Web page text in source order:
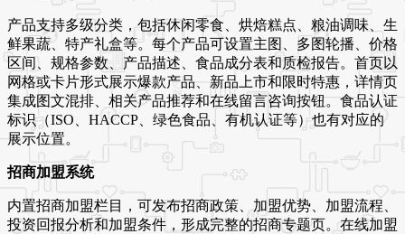
产品支持多级分类，包括休闲零食、烘焙糕点、粮油调味、生
鲜果蔬、特产礼盒等。每个产品可设置主图、多图轮播、价格
区间、规格参数、产品描述、食品成分表和质检报告。首页以
网格或卡片形式展示爆款产品、新品上市和限时特惠，详情页
集成图文混排、相关产品推荐和在线留言咨询按钮。食品认证
标识（ISO、HACCP、绿色食品、有机认证等）也有对应的
展示位置。
招商加盟系统
内置招商加盟栏目，可发布招商政策、加盟优势、加盟流程、
投资回报分析和加盟条件，形成完整的招商专题页。在线加盟